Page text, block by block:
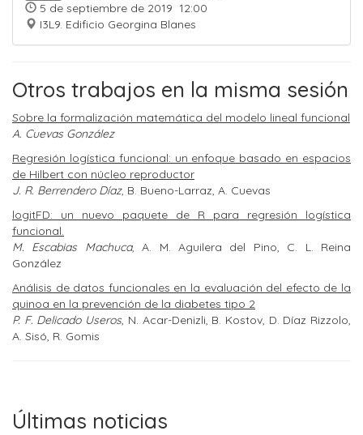
5 de septiembre de 2019 12:00
I3L9. Edificio Georgina Blanes
Otros trabajos en la misma sesión
Sobre la formalización matemática del modelo lineal funcional
A. Cuevas González
Regresión logística funcional: un enfoque basado en espacios
de Hilbert con núcleo reproductor
J. R. Berrendero Díaz, B. Bueno-Larraz, A. Cuevas
logitFD: un nuevo paquete de R para regresión logística
funcional.
M. Escabias Machuca, A. M. Aguilera del Pino, C. L. Reina
González
Análisis de datos funcionales en la evaluación del efecto de la
quinoa en la prevención de la diabetes tipo 2
P. F. Delicado Useros, N. Acar-Denizli, B. Kostov, D. Díaz Rizzolo,
A. Sisó, R. Gomis
Últimas noticias